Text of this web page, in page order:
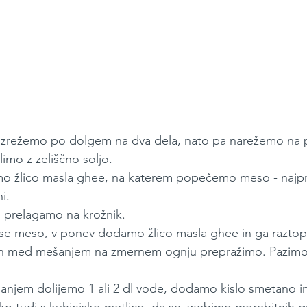
po dolgem na dva dela, nato pa narežemo
z zeliščno soljo.
žlico masla ghee, na katerem popečemo meso -
na krožnik.
meso, v ponev dodamo žlico masla ghee in ga
med mešanjem na zmernem ognju prepražimo.
dolijemo 1 ali 2 dl vode, dodamo kislo smetano